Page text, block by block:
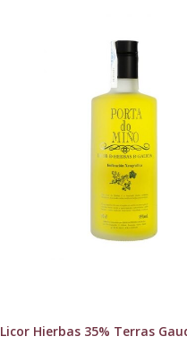
Licor Hierbas 35% Terras